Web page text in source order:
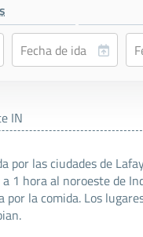
IN
las ciudades de
1 hora al noroeste de
la comida. Los